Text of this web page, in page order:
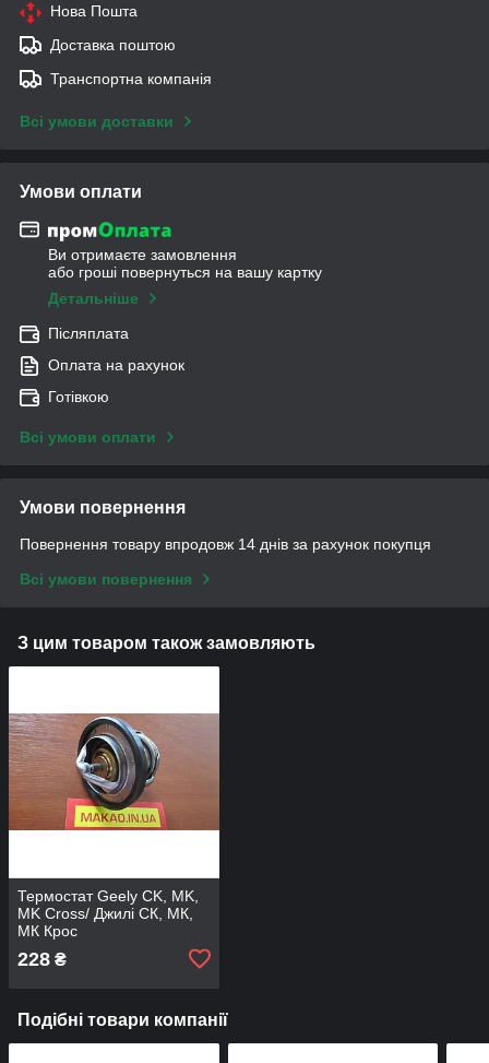
Нова Пошта
Доставка поштою
Транспортна компанія
Всі умови доставки
Умови оплати
Ви отримаєте замовлення
або гроші повернуться на вашу картку
Детальніше
Післяплата
Оплата на рахунок
Готівкою
Всі умови оплати
Умови повернення
Повернення товару впродовж 14 днів за рахунок покупця
Всі умови повернення
З цим товаром також замовляють
Термостат Geely CK, MK,
MK Cross/ Джилі СК, МК,
МК Крос
228 ₴
Подібні товари компанії